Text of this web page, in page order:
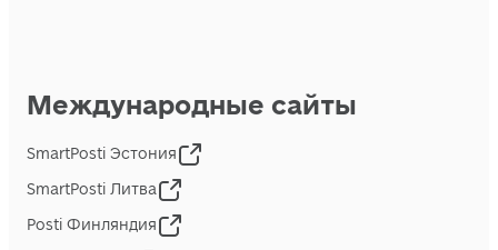
Международные сайты
SmartPosti Эстония
SmartPosti Литва
Posti Финляндия